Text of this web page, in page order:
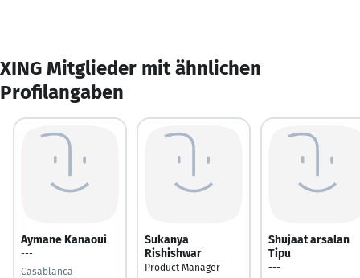
XING Mitglieder mit ähnlichen
Profilangaben
Aymane Kanaoui
---
Casablanca
Sukanya
Rishishwar
Product Manager
Shujaat arsalan
Tipu
---